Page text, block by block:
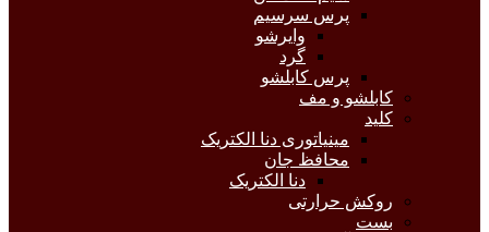
پرس سرسیم
وایرشو
گرد
پرس کابلشو
کابلشو و مف
کلید
مینیاتوری دنا الکتریک
محافظ جان
دنا الکتریک
روکش حرارتی
بست